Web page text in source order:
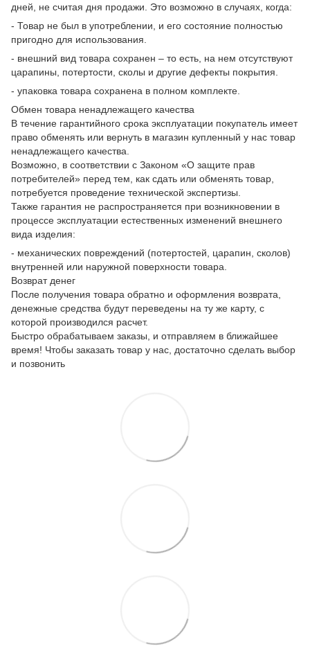
дней, не считая дня продажи. Это возможно в случаях, когда:
- Товар не был в употреблении, и его состояние полностью
пригодно для использования.
- внешний вид товара сохранен – то есть, на нем отсутствуют
царапины, потертости, сколы и другие дефекты покрытия.
- упаковка товара сохранена в полном комплекте.
Обмен товара ненадлежащего качества
В течение гарантийного срока эксплуатации покупатель имеет
право обменять или вернуть в магазин купленный у нас товар
ненадлежащего качества.
Возможно, в соответствии с Законом «О защите прав
потребителей» перед тем, как сдать или обменять товар,
потребуется проведение технической экспертизы.
Также гарантия не распространяется при возникновении в
процессе эксплуатации естественных изменений внешнего
вида изделия:
- механических повреждений (потертостей, царапин, сколов)
внутренней или наружной поверхности товара.
Возврат денег
После получения товара обратно и оформления возврата,
денежные средства будут переведены на ту же карту, с
которой производился расчет.
Быстро обрабатываем заказы, и отправляем в ближайшее
время! Чтобы заказать товар у нас, достаточно сделать выбор
и позвонить